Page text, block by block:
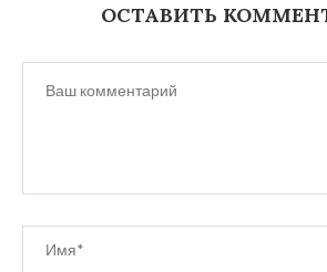
ОСТАВИТЬ